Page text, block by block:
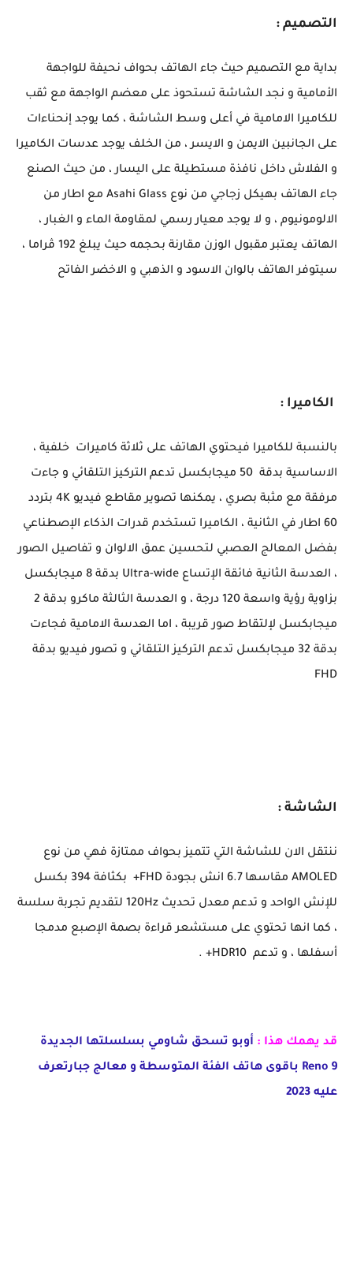
التصميم :
بداية مع التصميم حيث جاء الهاتف بحواف نحيفة للواجهة
الأمامية و نجد الشاشة تستحوذ على معضم الواجهة مع ثقب
للكاميرا الامامية في أعلى وسط الشاشة ، كما يوجد إنحناءات
على الجانبين الايمن و الايسر ، من الخلف يوجد عدسات الكاميرا
و الفلاش داخل نافذة مستطيلة على اليسار ، من حيث الصنع
جاء الهاتف بهيكل زجاجي من نوع Asahi Glass مع اطار من
الالومونيوم ، و لا يوجد معيار رسمي لمقاومة الماء و الغبار ،
الهاتف يعتبر مقبول الوزن مقارنة بحجمه حيث يبلغ 192 ڤراما ،
سيتوفر الهاتف بالوان الاسود و الذهبي و الاخضر الفاتح
الكاميرا :
بالنسبة للكاميرا فيحتوي الهاتف على ثلاثة كاميرات خلفية ،
الاساسية بدقة 50 ميجابكسل تدعم التركيز التلقائي و جاءت
مرفقة مع مثبة بصري ، يمكنها تصوير مقاطع فيديو 4K بتردد
60 اطار في الثانية ، الكاميرا تستخدم قدرات الذكاء الإصطناعي
بفضل المعالج العصبي لتحسين عمق الالوان و تفاصيل الصور
، العدسة الثانية فائقة الإتساع Ultra-wide بدقة 8 ميجابكسل
بزاوية رؤية واسعة 120 درجة ، و العدسة الثالثة ماكرو بدقة 2
ميجابكسل لإلتقاط صور قريبة ، اما العدسة الامامية فجاءت
بدقة 32 ميجابكسل تدعم التركيز التلقائي و تصور فيديو بدقة
FHD
الشاشة :
ننتقل الان للشاشة التي تتميز بحواف ممتازة فهي من نوع
AMOLED مقاسها 6.7 انش بجودة FHD+ بكثافة 394 بكسل
للإنش الواحد و تدعم معدل تحديث 120Hz لتقديم تجربة سلسة
، كما انها تحتوي على مستشعر قراءة بصمة الإصبع مدمجا
أسفلها ، و تدعم HDR10+ .
قد يهمك هذا : أوبو تسحق شاومي بسلسلتها الجديدة
Reno 9 باقوى هاتف الفئة المتوسطة و معالج جبارتعرف
عليه 2023